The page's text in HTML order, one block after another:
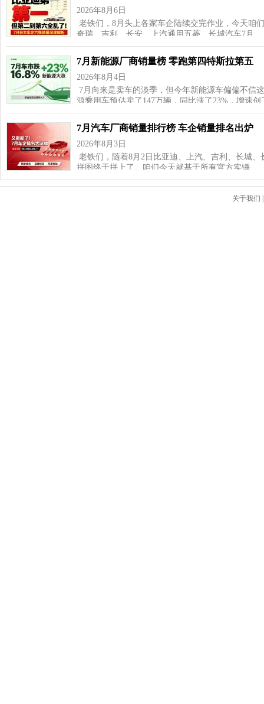
2026年8月6日
老铁们，8月头上各家车企陆续交完作业，今天
奇瑞、吉利、长安、上汽通用五菱、长城汽车7月…
7月新能源厂商销量榜 零跑第四特斯拉第五
2026年8月4日
7月向来是卖车的淡季，但今年新能源车偏偏不信
源乘用车预估卖了147万辆，同比涨了23%，增速
7月汽车厂商销量排行榜 车企销量排名出炉
2026年8月3日
老铁们，随着8月2日比亚迪、上汽、吉利、长城
拼图终于拼上了。咱们今天就基于所有官方实锤…
关于我们